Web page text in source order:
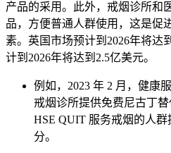
产品的采用。此外，戒烟诊所和
品，方便普通人群使用，这是促
素。英国市场预计到2026年将达
计到2026年将达到2.5亿美元。
例如，2023 年 2 月，健康
戒烟诊所提供免费尼古丁
HSE QUIT 服务戒烟的人
分。